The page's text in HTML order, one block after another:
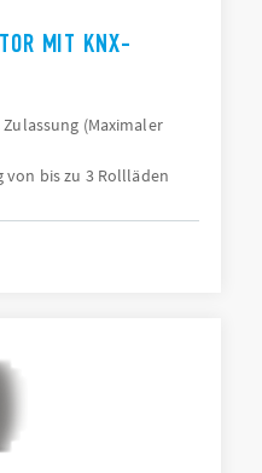
MIT KNX-
Zulassung (Maximaler
von bis zu 3 Rollläden